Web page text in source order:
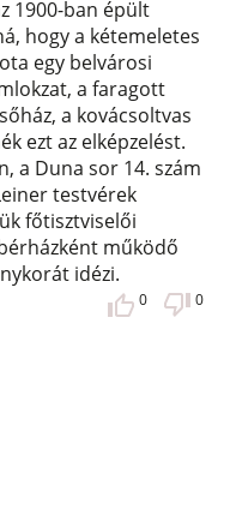
1900-ban épült
hogy a kétemeletes
egy belvárosi
a faragott
a kovácsoltvas
ezt az elképzelést.
a Duna sor 14. szám
testvérek
főtisztviselői
működő
idézi.
0 0